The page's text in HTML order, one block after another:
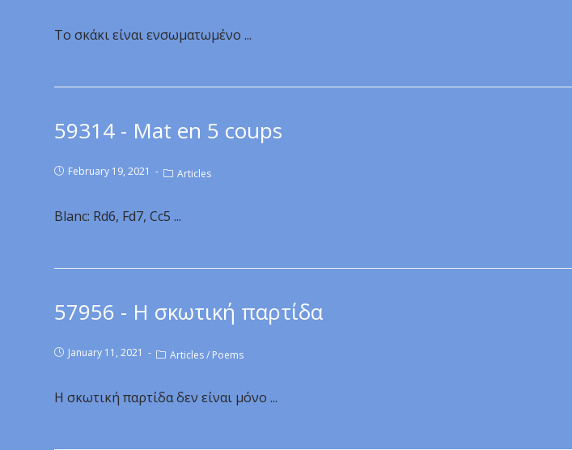
Το σκάκι είναι ενσωματωμένο ...
59314 - Mat en 5 coups
February 19, 2021 Articles
Blanc: Rd6, Fd7, Cc5 ...
57956 - Η σκωτική παρτίδα
January 11, 2021 Articles/ Poems
Η σκωτική παρτίδα δεν είναι μόνο ...